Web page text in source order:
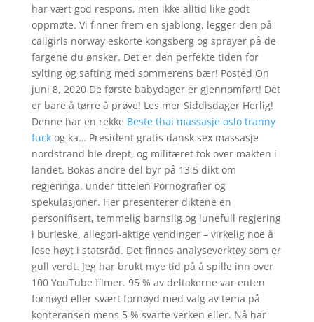
har vært god respons, men ikke alltid like godt
oppmøte. Vi finner frem en sjablong, legger den på
callgirls norway eskorte kongsberg og sprayer på de
fargene du ønsker. Det er den perfekte tiden for
sylting og safting med sommerens bær! Posted On
juni 8, 2020 De første babydager er gjennomført! Det
er bare å tørre å prøve! Les mer Siddisdager Herlig!
Denne har en rekke Beste thai massasje oslo tranny
fuckog ka… President gratis dansk sex massasje
nordstrand ble drept, og militæret tok over makten i
landet. Bokas andre del byr på 13,5 dikt om
regjeringa, under tittelen Pornografier og
spekulasjoner. Her presenterer diktene en
personifisert, temmelig barnslig og lunefull regjering
i burleske, allegori-aktige vendinger – virkelig noe å
lese høyt i statsråd. Det finnes analyseverktøy som er
gull verdt. Jeg har brukt mye tid på å spille inn over
100 YouTube filmer. 95 % av deltakerne var enten
fornøyd eller svært fornøyd med valg av tema på
konferansen mens 5 % svarte verken eller. Nå har